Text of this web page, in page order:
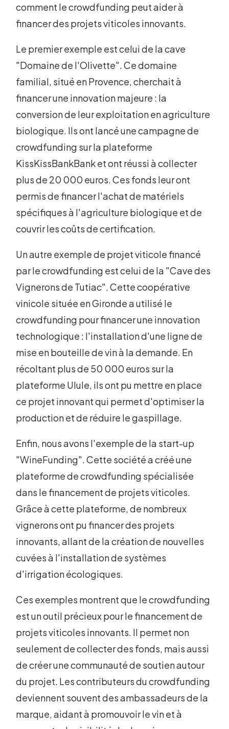
comment le crowdfunding peut aider à
financer des projets viticoles innovants.
Le premier exemple est celui de la cave
"Domaine de l'Olivette". Ce domaine
familial, situé en Provence, cherchait à
financer une innovation majeure : la
conversion de leur exploitation en agriculture
biologique. Ils ont lancé une campagne de
crowdfunding sur la plateforme
KissKissBankBank et ont réussi à collecter
plus de 20 000 euros. Ces fonds leur ont
permis de financer l'achat de matériels
spécifiques à l'agriculture biologique et de
couvrir les coûts de certification.
Un autre exemple de projet viticole financé
par le crowdfunding est celui de la "Cave des
Vignerons de Tutiac". Cette coopérative
vinicole située en Gironde a utilisé le
crowdfunding pour financer une innovation
technologique : l'installation d'une ligne de
mise en bouteille de vin à la demande. En
récoltant plus de 50 000 euros sur la
plateforme Ulule, ils ont pu mettre en place
ce projet innovant qui permet d'optimiser la
production et de réduire le gaspillage.
Enfin, nous avons l'exemple de la start-up
"WineFunding". Cette société a créé une
plateforme de crowdfunding spécialisée
dans le financement de projets viticoles.
Grâce à cette plateforme, de nombreux
vignerons ont pu financer des projets
innovants, allant de la création de nouvelles
cuvées à l'installation de systèmes
d'irrigation écologiques.
Ces exemples montrent que le crowdfunding
est un outil précieux pour le financement de
projets viticoles innovants. Il permet non
seulement de collecter des fonds, mais aussi
de créer une communauté de soutien autour
du projet. Les contributeurs du crowdfunding
deviennent souvent des ambassadeurs de la
marque, aidant à promouvoir le vin et à